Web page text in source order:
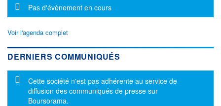
Message d'information
Pas d'évènement en cours
Voir l'agenda complet
DERNIERS COMMUNIQUÉS
Message d'information
Cette société n'est pas adhérente au service de
diffusion des communiqués de presse sur
Boursorama.